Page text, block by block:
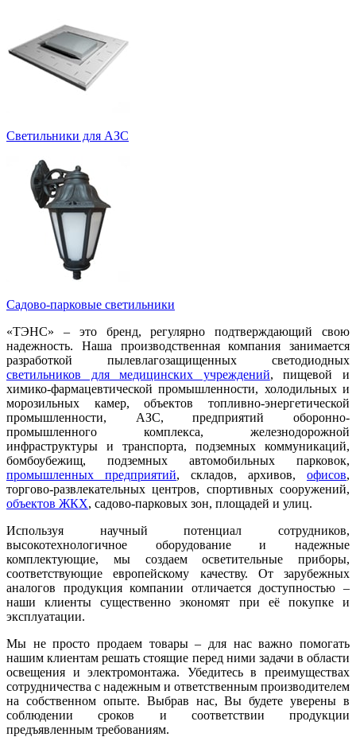
Светильники для АЗС
Садово-парковые светильники
«ТЭНС» – это бренд, регулярно подтверждающий свою
надежность. Наша производственная компания занимается
разработкой пылевлагозащищенных светодиодных
светильников для медицинских учреждений, пищевой и
химико-фармацевтической промышленности, холодильных и
морозильных камер, объектов топливно-энергетической
промышленности, АЗС, предприятий оборонно-
промышленного комплекса, железнодорожной
инфраструктуры и транспорта, подземных коммуникаций,
бомбоубежищ, подземных автомобильных парковок,
промышленных предприятий, складов, архивов, офисов,
торгово-развлекательных центров, спортивных сооружений,
объектов ЖКХ, садово-парковых зон, площадей и улиц.
Используя научный потенциал сотрудников,
высокотехнологичное оборудование и надежные
комплектующие, мы создаем осветительные приборы,
соответствующие европейскому качеству. От зарубежных
аналогов продукция компании отличается доступностью –
наши клиенты существенно экономят при её покупке и
эксплуатации.
Мы не просто продаем товары – для нас важно помогать
нашим клиентам решать стоящие перед ними задачи в области
освещения и электромонтажа. Убедитесь в преимуществах
сотрудничества с надежным и ответственным производителем
на собственном опыте. Выбрав нас, Вы будете уверены в
соблюдении сроков и соответствии продукции
предъявленным требованиям.